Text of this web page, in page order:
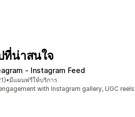
น่าสนใจ
‑ Instagram Feed
ดาว
รีวิว
•มีแผนฟรีให้บริการ
with Instagram gallery, UGC